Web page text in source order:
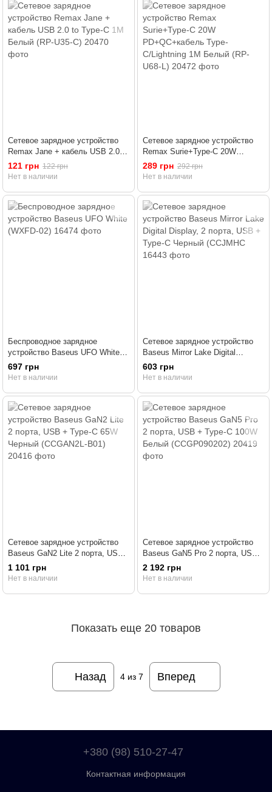
Сетевое зарядное устройство
Remax Jane + кабель USB 2.0 to
Type-C 1М Белый (RP-U35-С)
121 грн 122 грн
Нет в наличии
Сетевое зарядное устройство
Remax Surie+Type-C 20W
PD+QC+кабель Type-C/Lightning
1M Белый (RP-U68-L)
289 грн 292 грн
Нет в наличии
Беспроводное зарядное
устройство Baseus UFO White
(WXFD-02)
697 грн
Нет в наличии
Сетевое зарядное устройство
Baseus Mirror Lake Digital
Display, 2 порта, USB + Type-C
Черный (CCJMHC
603 грн
Нет в наличии
Сетевое зарядное устройство
Baseus GaN2 Lite 2 порта, USB
+ Type-C 65W Черный
(CCGAN2L-B01)
1 101 грн
Нет в наличии
Сетевое зарядное устройство
Baseus GaN5 Pro 2 порта, USB
+ Type-C 100W Белый
(CCGP090202)
2 192 грн
Нет в наличии
Показать еще 20 товаров
Назад 4из 7 Вперед
+380 (98) 510-27-47
Контактная информация